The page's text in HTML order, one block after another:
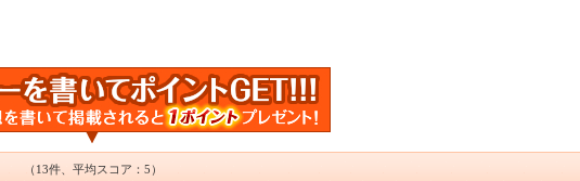
（13件、平均スコア：5）